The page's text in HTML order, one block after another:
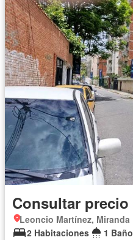
Consultar precio
Leoncio Martínez, Miranda
2 Habitaciones
1 Baño